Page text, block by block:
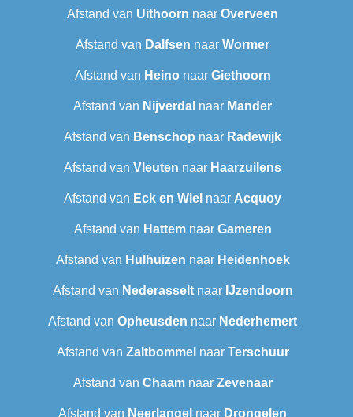
Afstand van Uithoorn naar Overveen
Afstand van Dalfsen naar Wormer
Afstand van Heino naar Giethoorn
Afstand van Nijverdal naar Mander
Afstand van Benschop naar Radewijk
Afstand van Vleuten naar Haarzuilens
Afstand van Eck en Wiel naar Acquoy
Afstand van Hattemnaar Gameren
Afstand van Hulhuizen naar Heidenhoek
Afstand van Nederasseltnaar IJzendoorn
Afstand van Opheusden naar Nederhemert
Afstand van Zaltbommel naar Terschuur
Afstand van Chaamnaar Zevenaar
Afstand van Neerlangel naar Drongelen